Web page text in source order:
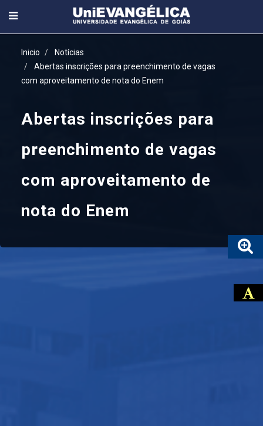
Inicio
Notícias
Abertas inscrições para preenchimento de vagas
com aproveitamento de nota do Enem
Abertas inscrições para
preenchimento de vagas
com aproveitamento de
nota do Enem